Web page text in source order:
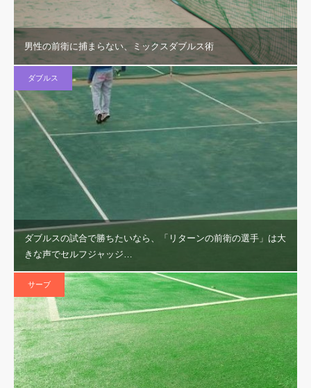
男性の前衛に捕まらない、ミックスダブルス術
ダブルス
ダブルスの試合で勝ちたいなら、「リターンの前衛の選手」は大
きな声でセルフジャッジ…
サーブ